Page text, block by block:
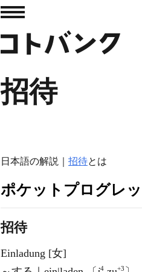
招待
日本語の解説｜ 招待とは
ポケットプログレ
招待
Einladung [女]
4 +3